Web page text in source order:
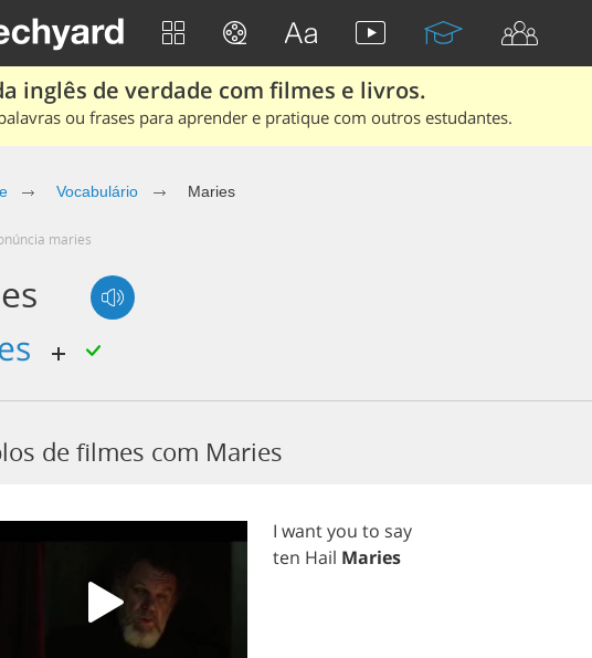
inglês de verdade com filmes e livros.
ou frases para aprender e pratique com outros estudantes.
Vocabulário Maries
maries
de filmes com Maries
I wantyou to say
ten Hail Maries